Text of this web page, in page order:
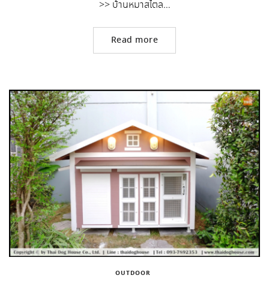
>> บ้านหมาสไตล…
Read more
OUTDOOR